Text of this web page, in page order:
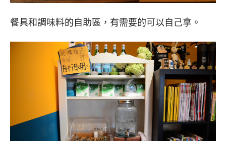
餐具和調味料的自助區，有需要的可以自己拿。